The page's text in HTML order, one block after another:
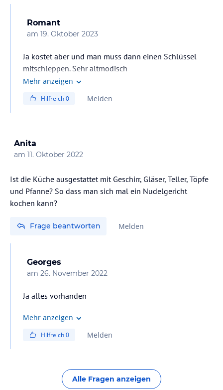
Romant
am 19. Oktober 2023
Ja kostet aber und man muss dann einen Schlüssel
mitschleppen. Sehr altmodisch
Mehr anzeigen
Hilfreich0 Melden
Anita
am 11. Oktober 2022
Ist die Küche ausgestattet mit Geschirr, Gläser, Teller, Töpfe
und Pfanne? So dass man sich mal ein Nudelgericht
kochen kann?
Frage beantworten Melden
Georges
am 26. November 2022
Ja alles vorhanden
Mehr anzeigen
Hilfreich0 Melden
Alle Fragen anzeigen